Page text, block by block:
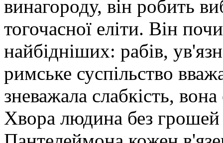
винагороду, він робить
тогочасної еліти. Він
найбідніших: рабів,
римське суспільство
зневажала слабкість,
Хвора людина без